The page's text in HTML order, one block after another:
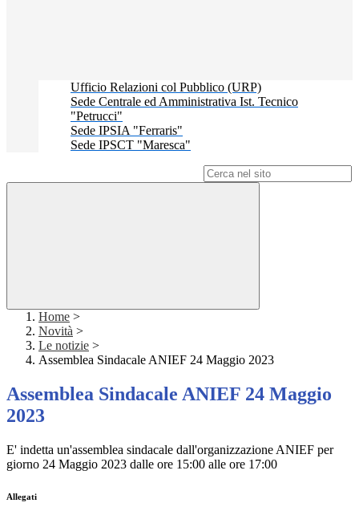
Ufficio Relazioni col Pubblico (URP)
Sede Centrale ed Amministrativa Ist. Tecnico
"Petrucci"
Sede IPSIA "Ferraris"
Sede IPSCT "Maresca"
Home >
Novità >
Le notizie >
Assemblea Sindacale ANIEF 24 Maggio 2023
Assemblea Sindacale ANIEF 24 Maggio
2023
E' indetta un'assemblea sindacale dall'organizzazione ANIEF per
giorno 24 Maggio 2023 dalle ore 15:00 alle ore 17:00
Allegati